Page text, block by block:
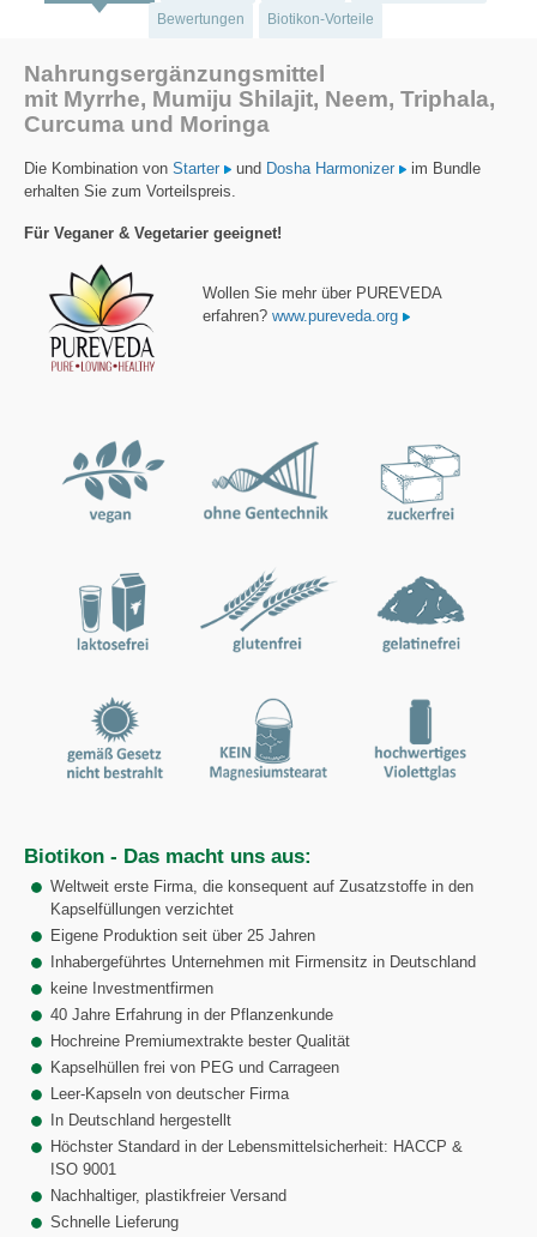
Bewertungen Biotikon-Vorteile
Nahrungsergänzungsmittel
mit Myrrhe, Mumiju Shilajit, Neem, Triphala,
Curcuma und Moringa
Die Kombination von Starter und Dosha Harmonizer
im Bundle
erhalten Sie zum Vorteilspreis.
Für Veganer & Vegetarier geeignet!
Wollen Sie mehr über PUREVEDA
erfahren? www.pureveda.org
Biotikon - Das macht uns aus:
Weltweit erste Firma, die konsequent auf Zusatzstoffe in den
Kapselfüllungen verzichtet
Eigene Produktion seit über 25 Jahren
Inhabergeführtes Unternehmen mit Firmensitz in Deutschland
keine Investmentfirmen
40 Jahre Erfahrung in der Pflanzenkunde
Hochreine Premiumextrakte bester Qualität
Kapselhüllen frei von PEG und Carrageen
Leer-Kapseln von deutscher Firma
In Deutschland hergestellt
Höchster Standard in der Lebensmittelsicherheit: HACCP &
ISO 9001
Nachhaltiger, plastikfreier Versand
Schnelle Lieferung